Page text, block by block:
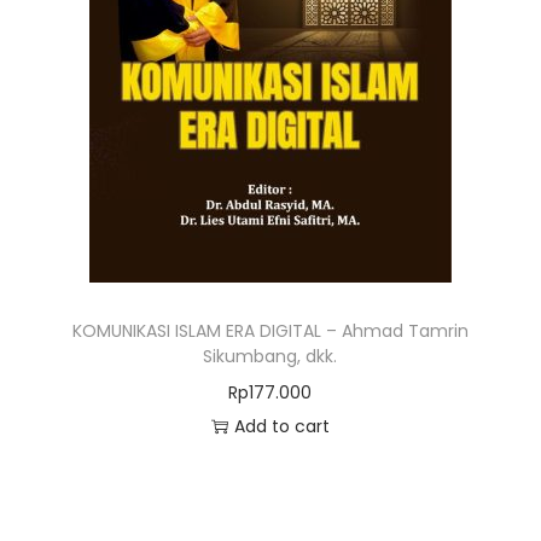
KOMUNIKASI ISLAM ERA DIGITAL – Ahmad Tamrin
Sikumbang, dkk.
Rp177.000
Add to cart